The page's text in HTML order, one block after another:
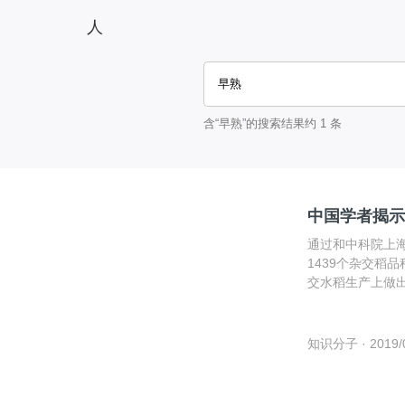
人
含“早熟”的搜索结果约 1 条
中国学者揭
通过和中科院上
1439个杂交稻品
交水稻生产上做
知识分子 ·